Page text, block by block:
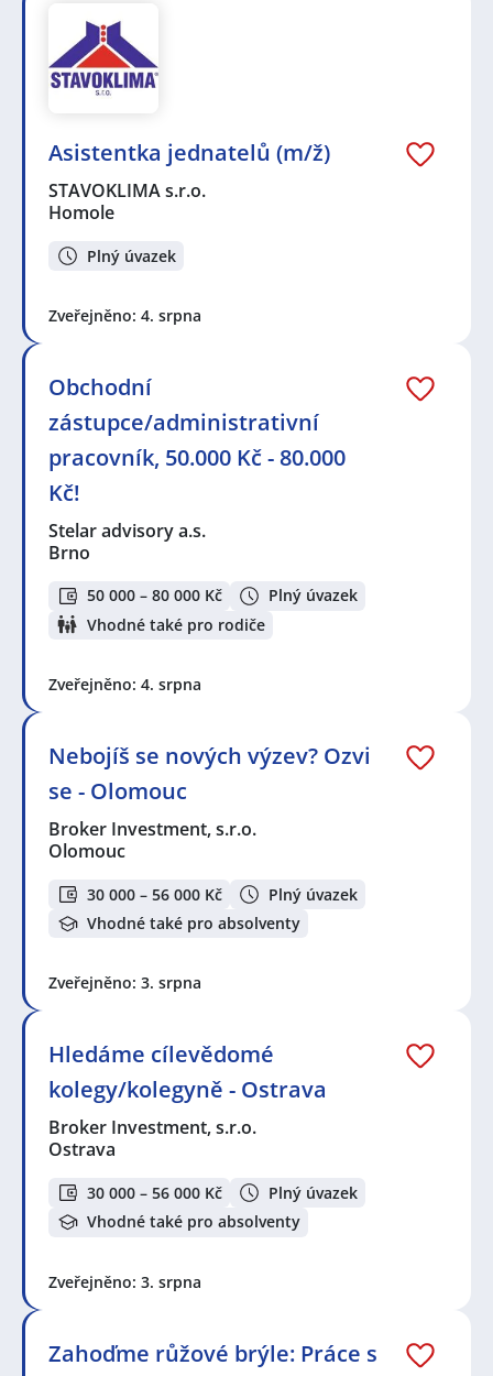
Asistentka jednatelů (m/ž)
STAVOKLIMA s.r.o.
Homole
Plný úvazek
Zveřejněno: 4. srpna
Obchodní
zástupce/administrativní
pracovník, 50.000 Kč - 80.000
Kč!
Stelar advisory a.s.
Brno
50 000 – 80 000 Kč
Plný úvazek
Vhodné také pro rodiče
Zveřejněno: 4. srpna
Nebojíš se nových výzev? Ozvi
se - Olomouc
Broker Investment, s.r.o.
Olomouc
30 000 – 56 000 Kč
Plný úvazek
Vhodné také pro absolventy
Zveřejněno: 3. srpna
Hledáme cílevědomé
kolegy/kolegyně - Ostrava
Broker Investment, s.r.o.
Ostrava
30 000 – 56 000 Kč
Plný úvazek
Vhodné také pro absolventy
Zveřejněno: 3. srpna
Zahoďme růžové brýle: Práce s